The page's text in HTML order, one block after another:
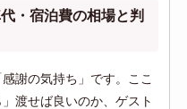
・宿泊費の相場と判
謝の気持ち」です。ここ
渡せば良いのか、ゲスト